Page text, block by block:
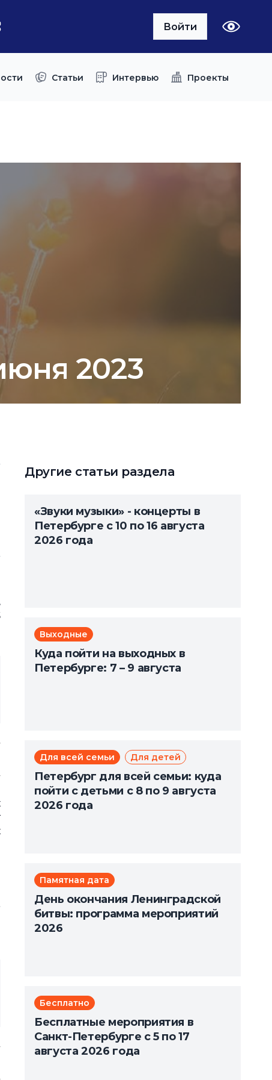
Войти
Статьи Интервью Проекты
2023
Другие статьи раздела
«Звуки музыки» - концерты в
Петербурге с 10 по 16 августа
2026 года
Выходные
Куда пойти на выходных в
Петербурге: 7 – 9 августа
Для всей семьи Для детей
Петербург для всей семьи: куда
пойти с детьми с 8 по 9 августа
2026 года
Памятная дата
День окончания Ленинградской
битвы: программа мероприятий
2026
Бесплатно
Бесплатные мероприятия в
Санкт-Петербурге с 5 по 17
августа 2026 года